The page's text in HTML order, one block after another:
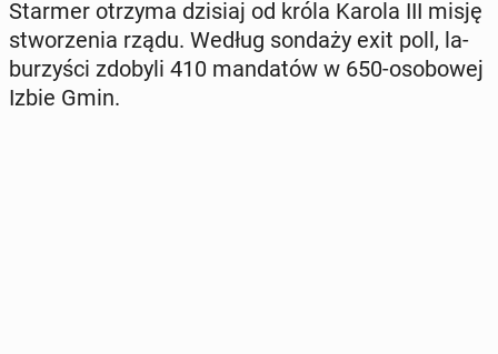
Starmer otrzyma dzisiaj od króla Karola III misję
stwo­rze­nia rządu. Według sondaży exit poll, la­
bu­rzy­ści zdobyli 410 man­da­tów w 650-oso­bo­wej
Izbie Gmin.